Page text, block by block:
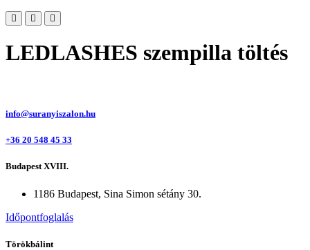
LEDLASHES szempilla töltés
info@suranyiszalon.hu
+36 20 548 45 33
Budapest XVIII.
1186 Budapest, Sina Simon sétány 30.
Időpontfoglalás
Törökbálint